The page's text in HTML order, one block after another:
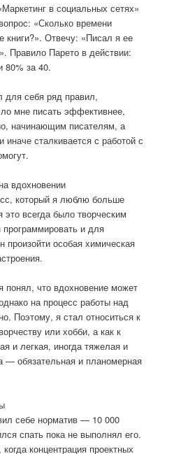
в социальных сетях»
«Сколько времени
книги?». Отвечу: «Писал я ее
Правило Парето в действии:
80% за 40.
для себя ряд правил,
мне писать эффективнее,
начинающим писателям, а
иначе сталкивается с работой с
вдохновении
который я люблю больше
всегда было творческим
и для
произойти особая химическая
понял, что вдохновение может
на процесс работы над
Поэтому, я стал относиться к
или хобби, а как к
и легкая, иногда тяжелая и
— обязательная и планомерная
себе норматив — 10 000
спать пока не выполнял его.
концентрация проектных